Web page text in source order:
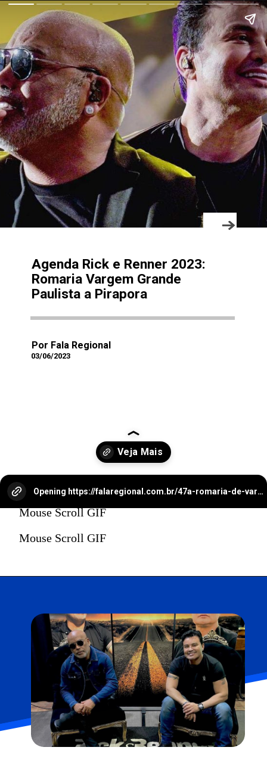
Por Fala Regional
03/06/2023
Agenda Rick e Renner 2023:
Romaria Vargem Grande
Paulista a Pirapora
Opening https://falaregional.com.br/47a-romaria-de-vargem-grande-paulista-a-pirapora-do-bom-jesus-uma-jornada-de-fe-e-devocao.html?tipo=amp
Mouse Scroll GIF
Mouse Scroll GIF